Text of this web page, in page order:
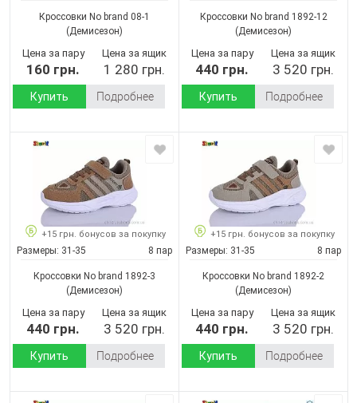
Кроссовки No brand 08-1
(Демисезон)
Цена за пару
160 грн.
Цена за ящик
1 280 грн.
Купить Подробнее
Кроссовки No brand 1892-12
(Демисезон)
Цена за пару
440 грн.
Цена за ящик
3 520 грн.
Купить Подробнее
+15 грн. бонусов за покупку
Размеры: 31-35 8 пар
Кроссовки No brand 1892-3
(Демисезон)
Цена за пару
440 грн.
Цена за ящик
3 520 грн.
Купить Подробнее
+15 грн. бонусов за покупку
Размеры: 31-35 8 пар
Кроссовки No brand 1892-2
(Демисезон)
Цена за пару
440 грн.
Цена за ящик
3 520 грн.
Купить Подробнее